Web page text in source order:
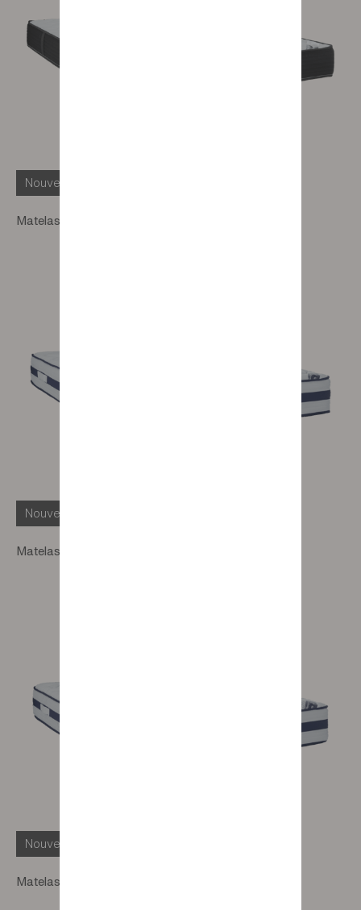
Nouveauté
Matelas ressorts Rouvray
Nouveauté
Matelas ressorts Rossini
Nouveauté
Matelas ressorts Richelieu